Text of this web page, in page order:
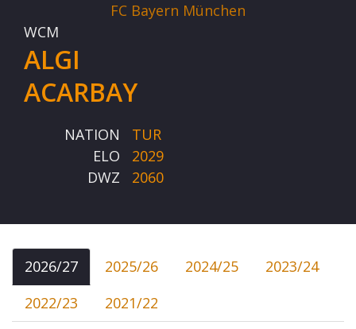
FC Bayern München
WCM
ALGI
ACARBAY
NATION
TUR
ELO
2029
DWZ
2060
2026/27 2025/26 2024/25
2023/24
2022/23
2021/22